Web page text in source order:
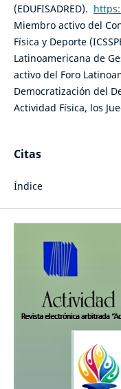
(EDUFISADRED).
Miembro activo del
Física y Deporte
Latinoamericana de
activo del Foro
Democratización del
Actividad Física, los
Citas
Índice